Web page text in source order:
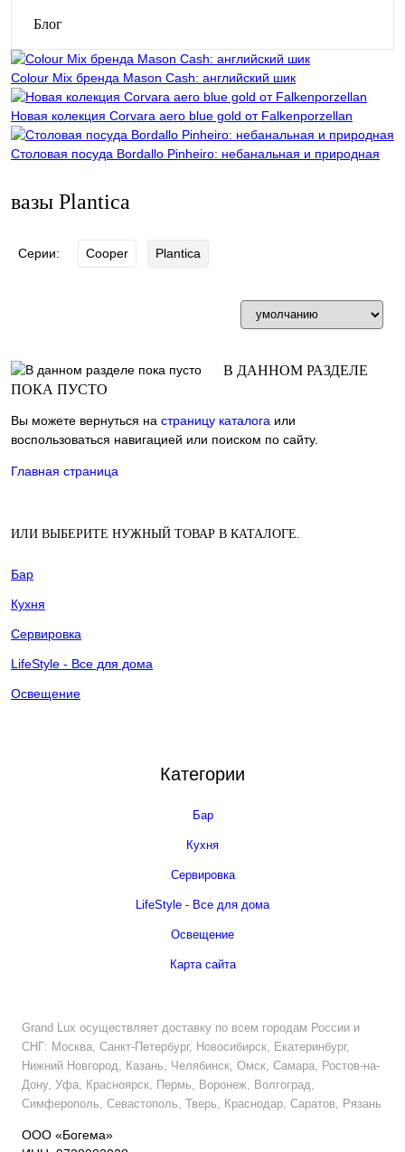
Блог
Colour Mix бренда Mason Cash: английский шик
Новая колекция Corvara aero blue gold от Falkenporzellan
Столовая посуда Bordallo Pinheiro: небанальная и природная
вазы Plantica
Серии: Cooper Plantica
В ДАННОМ РАЗДЕЛЕ
ПОКА ПУСТО
Вы можете вернуться на страницу каталога или
воспользоваться навигацией или поиском по сайту.
Главная страница
ИЛИ ВЫБЕРИТЕ НУЖНЫЙ ТОВАР В КАТАЛОГЕ.
Бар
Кухня
Сервировка
LifeStyle - Все для дома
Освещение
Категории
Бар
Кухня
Сервировка
LifeStyle - Все для дома
Освещение
Карта сайта
Grand Lux осуществляет доставку по всем городам России и
СНГ: Москва, Санкт-Петербург, Новосибирск, Екатеринбург,
Нижний Новгород, Казань, Челябинск, Омск, Самара, Ростов-на-
Дону, Уфа, Красноярск, Пермь, Воронеж, Волгоград,
Симферополь, Севастополь, Тверь, Краснодар, Саратов, Рязань
ООО «Богема»